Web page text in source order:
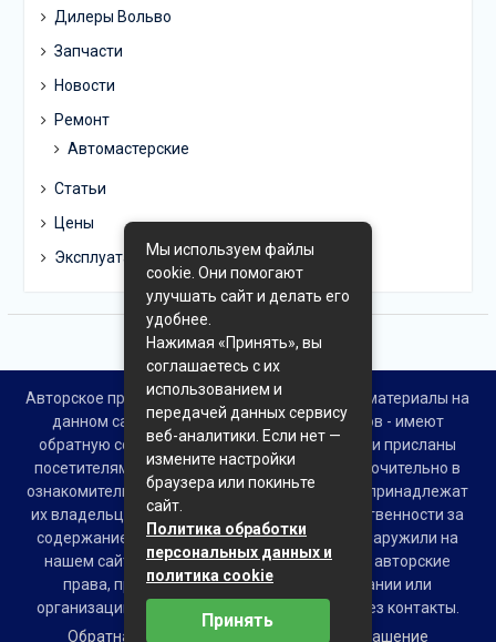
Дилеры Вольво
Запчасти
Новости
Ремонт
Автомастерские
Статьи
Цены
Эксплуатация
Авторское право © Все права защищены. Все материалы на
данном сайте взяты из открытых источников - имеют
обратную ссылку на материал в интернете или присланы
посетителями сайта и предоставляются исключительно в
ознакомительных целях. Права на материалы принадлежат
их владельцам. Администрация сайта ответственности за
содержание материала не несет. Если Вы обнаружили на
нашем сайте материалы, которые нарушают авторские
права, принадлежащие Вам, Вашей компании или
организации, пожалуйста, сообщите нам через контакты.
Обратная связь
Пользовательское соглашение
Мы используем файлы
cookie. Они помогают
улучшать сайт и делать его
удобнее.
Нажимая «Принять», вы
соглашаетесь с их
использованием и
передачей данных сервису
веб-аналитики. Если нет —
измените настройки
браузера или покиньте
сайт.
Политика обработки
персональных данных и
политика cookie
Принять